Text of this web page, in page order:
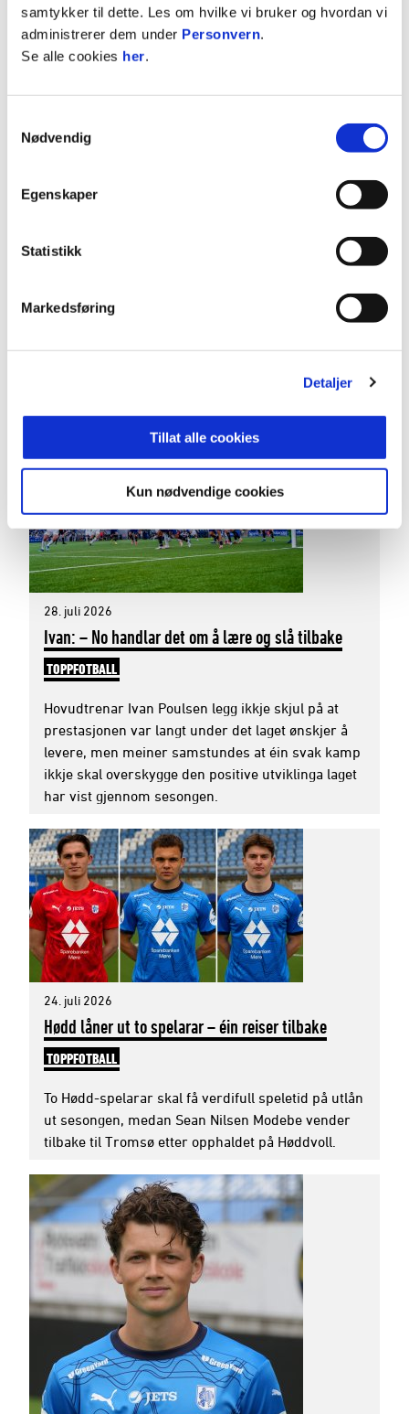
samtykker til dette. Les om hvilke vi bruker og hvordan vi
administrerer dem under Personvern.
Se alle cookies her.
Nødvendig
Egenskaper
Statistikk
Markedsføring
Detaljer
Tillat alle cookies
Kun nødvendige cookies
Hødd har sikra seg den danske målvakta Oscar
Buur på lån frå FC København. Klubbane er einige
Takk for innsatsen, Daniel og Oliver! TOPPFOTBALL
av dei lokale spelarane Daniel Notanes Brandal og
28. juli 2026
Ivan: – No handlar det om å lære og slå tilbake
TOPPFOTBALL
Hovudtrenar Ivan Poulsen legg ikkje skjul på at
prestasjonen var langt under det laget ønskjer å
levere, men meiner samstundes at éin svak kamp
ikkje skal overskygge den positive utviklinga laget
har vist gjennom sesongen.
24. juli 2026
Hødd låner ut to spelarar – éin reiser tilbake
TOPPFOTBALL
To Hødd-spelarar skal få verdifull speletid på utlån
ut sesongen, medan Sean Nilsen Modebe vender
tilbake til Tromsø etter opphaldet på Høddvoll.